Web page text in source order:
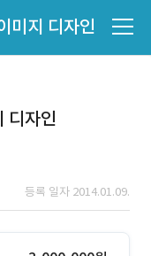
미지 디자인
디자인
등록 일자 2014.01.09.